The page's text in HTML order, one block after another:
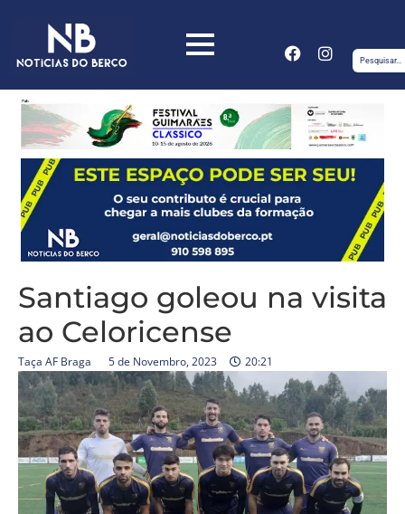
Santiago goleou na visita
ao Celoricense
Taça AF Braga 5 de Novembro, 2023 20:21